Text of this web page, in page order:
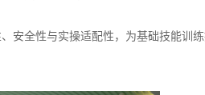
安全性与实操适配性，为基础技能训